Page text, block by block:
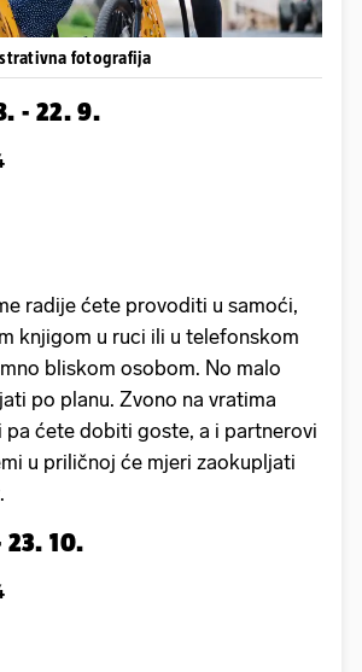
fotografija
- 22. 9.
radije ćete provoditi u samoći,
knjigom u ruci ili u telefonskom
bliskom osobom. No malo
po planu. Zvono na vratima
pa ćete dobiti goste, a i partnerovi
u priličnoj će mjeri zaokupljati
23. 10.